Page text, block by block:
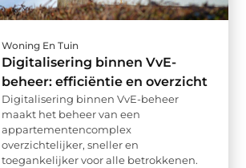
Woning En Tuin
Digitalisering binnen VvE-
beheer: efficiëntie en overzicht
Digitalisering binnen VvE-beheer
maakt het beheer van een
appartementencomplex
overzichtelijker, sneller en
toegankelijker voor alle betrokkenen.